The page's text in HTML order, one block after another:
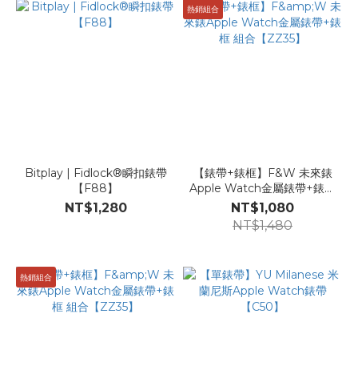
Bitplay | Fidlock®瞬扣錶帶
【F88】
NT$1,280
熱銷組合
【錶帶+錶框】F&W 未來錶
Apple Watch金屬錶帶+錶框
組合【ZZ35】
NT$1,080
NT$1,480
熱銷組合